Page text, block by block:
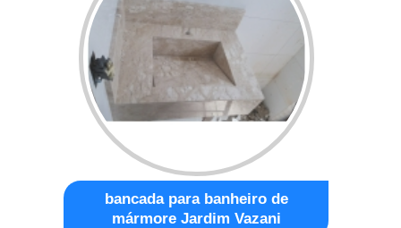
bancada para banheiro de
mármore Jardim Vazani